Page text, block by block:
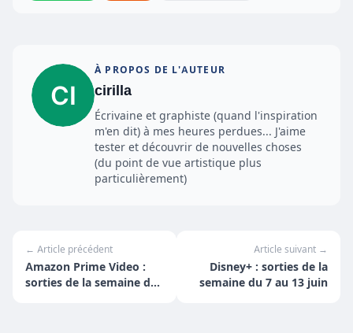
À PROPOS DE L'AUTEUR
cirilla
Écrivaine et graphiste (quand l'inspiration
m'en dit) à mes heures perdues... J'aime
tester et découvrir de nouvelles choses
(du point de vue artistique plus
particulièrement)
← Article précédent
Amazon Prime Video :
sorties de la semaine du
Article suivant →
Disney+ : sorties de la
semaine du 7 au 13 juin